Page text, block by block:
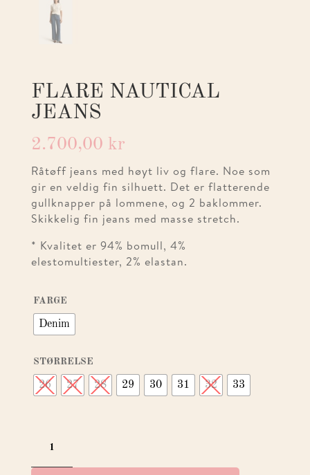
FLARE NAUTICAL
JEANS
2.700,00 kr
Råtøff jeans med høyt liv og flare. Noe som
gir en veldig fin silhuett. Det er flatterende
gullknapper på lommene, og 2 baklommer.
Skikkelig fin jeans med masse stretch.
* Kvalitet er 94% bomull, 4%
elestomultiester, 2% elastan.
FARGE
Denim
STØRRELSE
26 27 28 29 30 31 32 33
NAUTICAL
JEANS